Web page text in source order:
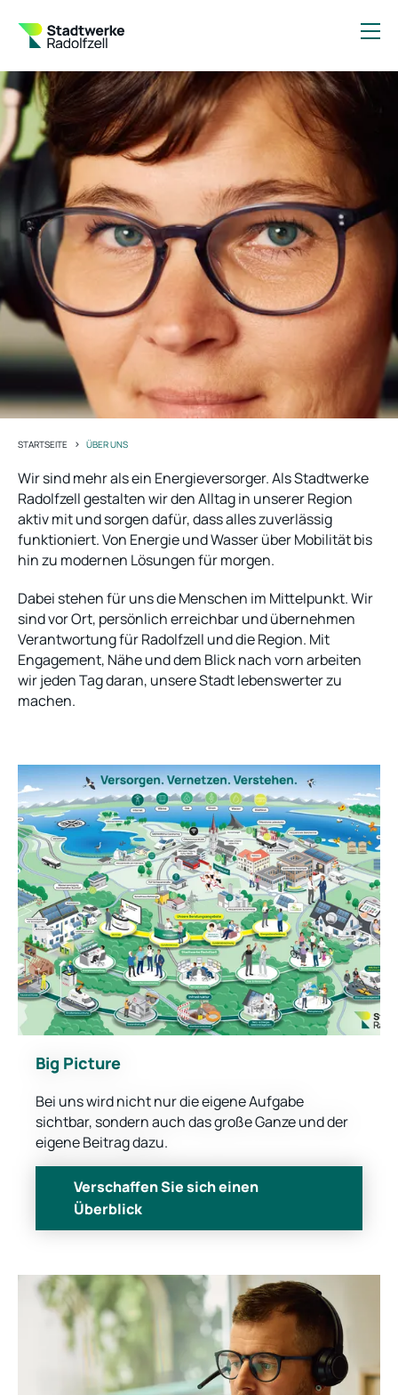
STARTSEITE > ÜBER UNS
Wir sind mehr als ein Energieversorger. Als Stadtwerke
Radolfzell gestalten wir den Alltag in unserer Region
aktiv mit und sorgen dafür, dass alles zuverlässig
funktioniert. Von Energie und Wasser über Mobilität bis
hin zu modernen Lösungen für morgen.
Dabei stehen für uns die Menschen im Mittelpunkt. Wir
sind vor Ort, persönlich erreichbar und übernehmen
Verantwortung für Radolfzell und die Region. Mit
Engagement, Nähe und dem Blick nach vorn arbeiten
wir jeden Tag daran, unsere Stadt lebenswerter zu
machen.
Big Picture
Bei uns wird nicht nur die eigene Aufgabe
sichtbar, sondern auch das große Ganze und der
eigene Beitrag dazu.
Verschaffen Sie sich einen
Überblick